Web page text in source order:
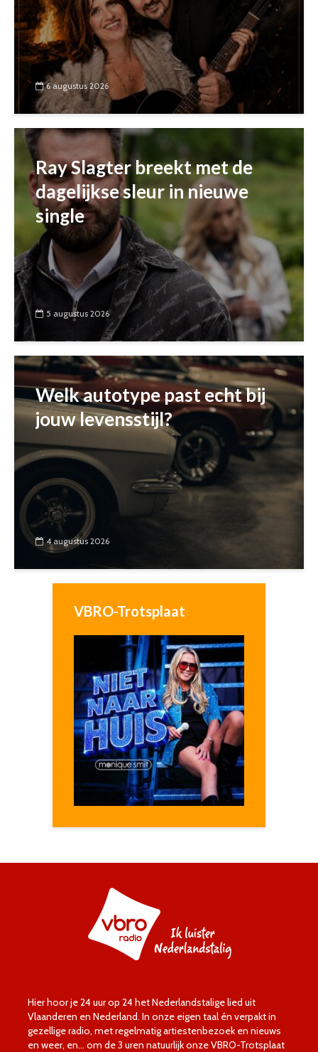
6 augustus 2026
Ray Slagter breekt met de
dagelijkse sleur in nieuwe
single
5 augustus 2026
Welk autotype past echt bij
jouw levensstijl?
4 augustus 2026
VBRO-Trotsplaat
Hier hoor je 24 uur op 24 het Nederlandstalige lied uit
Vlaanderen en Nederland. In onze eigen taal én verpakt in
gezellige radio, met regelmatig artiestenbezoek en nieuws
en weer, en… om de 3 uren natuurlijk onze VBRO-Trotsplaat